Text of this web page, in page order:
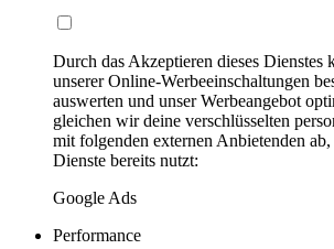
Durch das Akzeptieren dieses
unserer Online-Werbeeinschaltungen
auswerten und unser Werbeangebot
gleichen wir deine verschlüsselten
mit folgenden externen Anbietenden
Dienste bereits nutzt:
Google Ads
Performance